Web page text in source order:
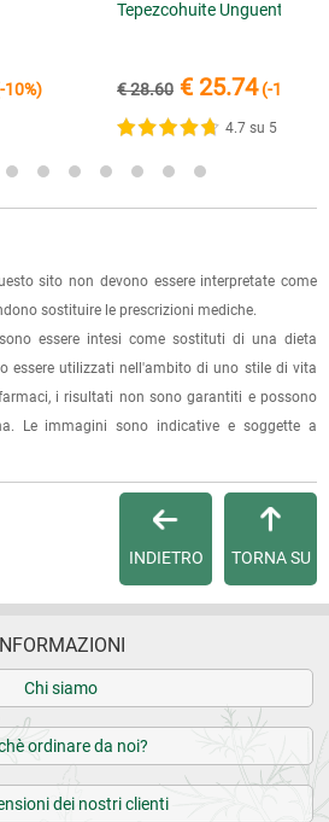
di Via Iglesias 5/B a Cagliari.
della scelta della modalità di
non ti verranno addebitate le
avvisato con una e-mail quando
ritiro.
casella del modulo d'ordine e
fatturazione).
verificare lo stato di lavorazione
spedizione.
contattaci via
Condizioni di vendita
riportati anche nell'email di
Tepezcohuite Unguento
€ 28.60 € 25.74(-10%)
4.7 su 5
sito non devono essere interpretate come
sostituire le prescrizioni mediche.
essere intesi come sostituti di una dieta
essere utilizzati nell'ambito di uno stile di vita
i risultati non sono garantiti e possono
Le immagini sono indicative e soggette a
TORNA SU
INDIETRO
Chi siamo
ordinare da noi?
dei nostri clienti